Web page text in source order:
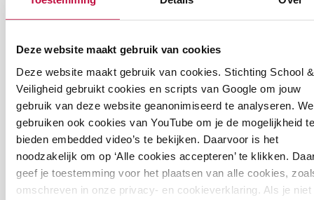
Deze website maakt gebruik van cookies
Deze website maakt gebruik van cookies. Stichting School &
Veiligheid gebruikt cookies en scripts van Google om jouw
gebruik van deze website geanonimiseerd te analyseren. We
gebruiken ook cookies van YouTube om je de mogelijkheid te
bieden embedded video’s te bekijken. Daarvoor is het
noodzakelijk om op ‘Alle cookies accepteren’ te klikken.
geef je toestemming voor het plaatsen van alle cookies,
omschreven in onze privacy- en cookieverklaring. Als je niet